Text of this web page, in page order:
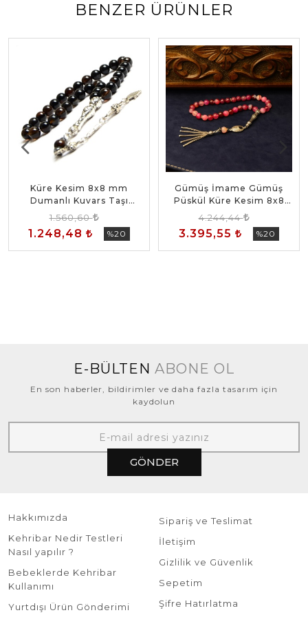
BENZER ÜRÜNLER
Küre Kesim 8x8 mm
Dumanlı Kuvars Taşı
Alpaka Püsküllü Tesbih
1.560,60
1.248,48 %20
Gümüş İmame Gümüş
Püskül Küre Kesim 8x8
mm Doğal Pembe Kuvars
Taşı Tesbih
4.244,44
3.395,55 %20
E-BÜLTEN ABONE OL
En son haberler, bildirimler ve daha fazla tasarım için
kaydolun
GÖNDER
Hakkımızda
Kehribar Nedir Testleri
Nasıl yapılır ?
Bebeklerde Kehribar
Kullanımı
Yurtdışı Ürün Gönderimi
Sipariş ve Teslimat
İletişim
Gizlilik ve Güvenlik
Sepetim
Şifre Hatırlatma